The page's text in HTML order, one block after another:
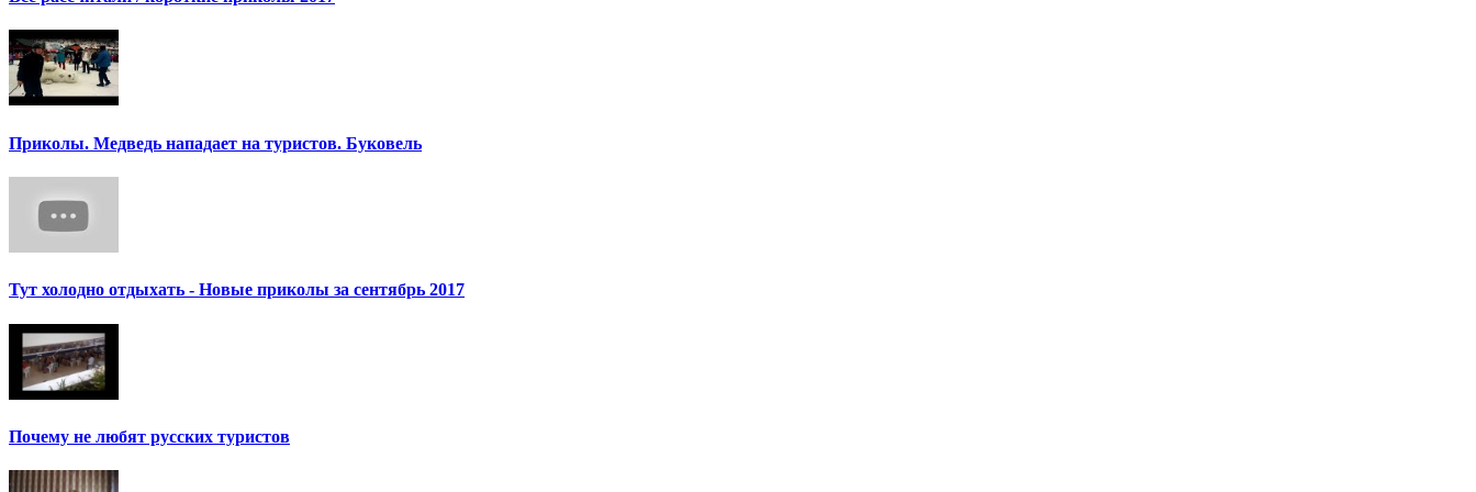
Приколы. Медведь нападает на туристов. Буковель
Тут холодно отдыхать - Новые приколы за сентябрь 2017
Почему не любят русских туристов